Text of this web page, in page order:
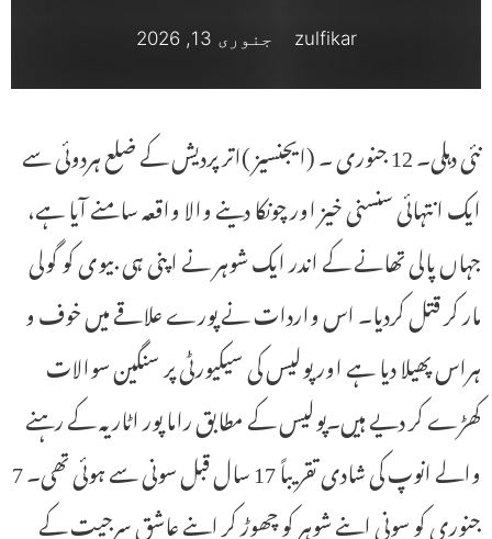
zulfikar جنوری 13, 2026
نئی دہلی۔ 12 جنوری ۔ (ایجنسیز )اتر پردیش کے ضلع ہردوئی سے
ایک انتہائی سنسنی خیز اور چونکا دینے والا واقعہ سامنے آیا ہے،
جہاں پالی تھانے کے اندر ایک شوہر نے اپنی ہی بیوی کو گولی
مار کر قتل کردیا۔ اس واردات نے پورے علاقے میں خوف و
ہراس پھیلا دیا ہے اور پولیس کی سیکیورٹی پر سنگین سوالات
کھڑے کر دیے ہیں۔پولیس کے مطابق راما پور اٹاریہ کے رہنے
والے انوپ کی شادی تقریباً 17 سال قبل سونی سے ہوئی تھی۔ 7
جنوری کو سونی اپنے شوہر کو چھوڑ کر اپنے عاشق سرجیت کے